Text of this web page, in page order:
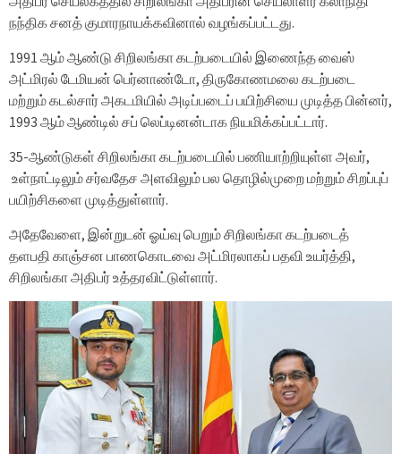
நந்திக சனத் குமாரநாயக்கவினால் வழங்கப்பட்டது.
1991 ஆம் ஆண்டு சிறிலங்கா கடற்படையில் இணைந்த வைஸ்
அட்மிரல் டேமியன் பெர்னாண்டோ, திருகோணமலை கடற்படை
மற்றும் கடல்சார் அகடமியில் அடிப்படைப் பயிற்சியை முடித்த பின்னர்,
1993 ஆம் ஆண்டில் சப் லெப்டினன்டாக நியமிக்கப்பட்டார்.
35-ஆண்டுகள் சிறிலங்கா கடற்படையில் பணியாற்றியுள்ள அவர்,
உள்நாட்டிலும் சர்வதேச அளவிலும் பல தொழில்முறை மற்றும் சிறப்புப்
பயிற்சிகளை முடித்துள்ளார்.
அதேவேளை, இன்றுடன் ஓய்வு பெறும் சிறிலங்கா கடற்படைத்
தளபதி காஞ்சன பாணகொடவை அட்மிரலாகப் பதவி உயர்த்தி,
சிறிலங்கா அதிபர் உத்தரவிட்டுள்ளார்.